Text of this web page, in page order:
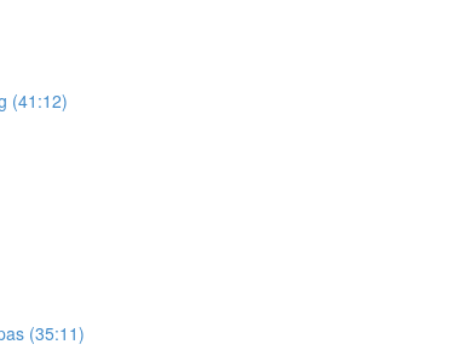
(41:12)
(35:11)